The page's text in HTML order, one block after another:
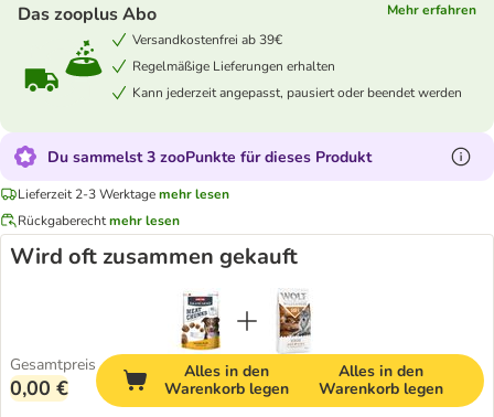
Das zooplus Abo
Mehr erfahren
Versandkostenfrei ab 39€
Regelmäßige Lieferungen erhalten
Kann jederzeit angepasst, pausiert oder beendet werden
Du sammelst 3 zooPunkte für dieses Produkt
Lieferzeit 2-3 Werktagemehr lesen
Rückgaberechtmehr lesen
Wird oft zusammen gekauft
Gesamtpreis
0,00 €
Alles in den
Warenkorb legen
Alles in den
Warenkorb legen